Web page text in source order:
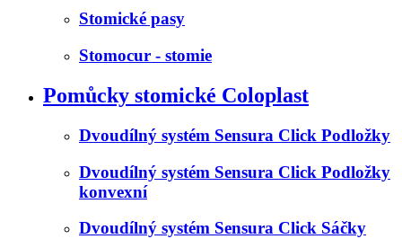
Stomické pasy
Stomocur - stomie
Pomůcky stomické Coloplast
Dvoudílný systém Sensura Click Podložky
Dvoudílný systém Sensura Click Podložky
konvexní
Dvoudílný systém Sensura Click Sáčky